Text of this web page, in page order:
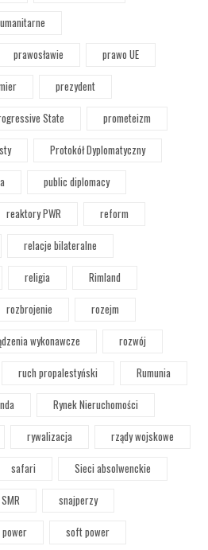
prawosławie
prawo UE
prezydent
State
prometeizm
Protokół Dyplomatyczny
public diplomacy
reaktory PWR
reform
relacje bilateralne
religia
Rimland
rozbrojenie
rozejm
wykonawcze
rozwój
ruch propalestyński
Rumunia
Rynek Nieruchomości
rywalizacja
rządy wojskowe
safari
Sieci absolwenckie
SMR
snajperzy
soft power